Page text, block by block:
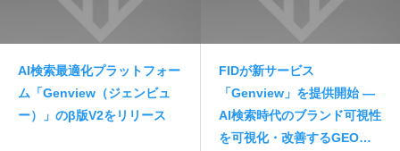
AI検索最適化プラットフォー
ム「Genview（ジェンビュ
ー）」のβ版V2をリリース
FIDが新サービス
「Genview」を提供開始 —
AI検索時代のブランド可視性
を可視化・改善するGEO専